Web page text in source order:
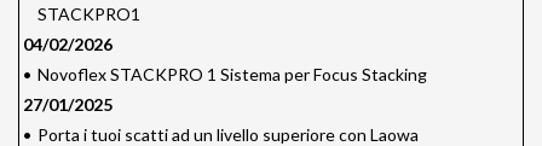
STACKPRO1
04/02/2026
• Novoflex STACKPRO 1 Sistema per Focus Stacking
27/01/2025
• Porta i tuoi scatti ad un livello superiore con Laowa